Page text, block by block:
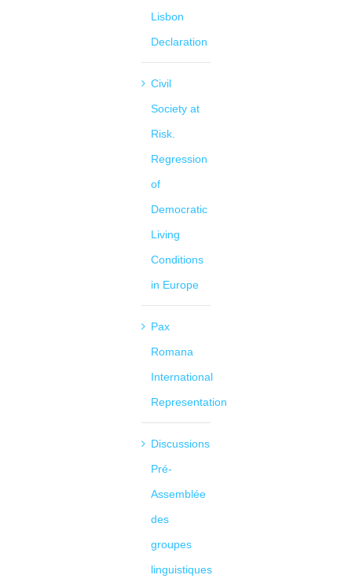
Lisbon
Declaration
Civil
Society at
Risk.
Regression
of
Democratic
Living
Conditions
in Europe
Pax
Romana
International
Representation
Discussions
Pré-
Assemblée
des
groupes
linguistiques